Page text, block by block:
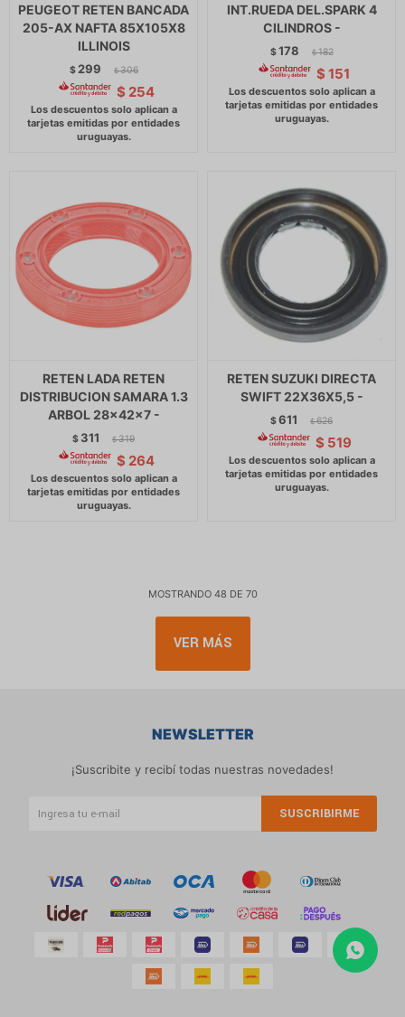
PEUGEOT RETEN BANCADA
205-AX NAFTA 85X105X8
ILLINOIS
$ 299 $ 306
$ 254
INT.RUEDA DEL.SPARK 4
CILINDROS -
$178 $ 182
$ 151
RETEN LADA RETEN
DISTRIBUCION SAMARA 1.3
ARBOL 28x42x7 -
$ 311 $ 319
$ 264
RETEN SUZUKI DIRECTA
SWIFT 22X36X5,5 -
$611 $ 626
$ 519
MOSTRANDO 48 DE 70
VER MÁS
NEWSLETTER
¡Suscribite y recibí todas nuestras novedades!
SUSCRIBIRME